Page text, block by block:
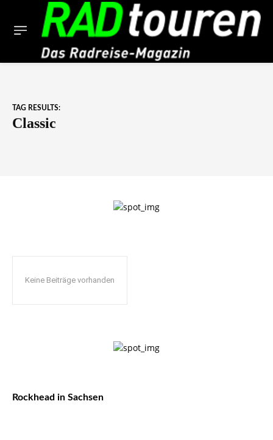
TAG RESULTS:
Classic
Keine Beiträge vorhanden
Rockhead in Sachsen